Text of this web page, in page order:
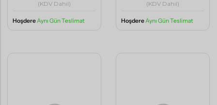
(KDV Dahil)
HoşdereAynı Gün Teslimat
(KDV Dahil)
HoşdereAynı Gün Teslimat